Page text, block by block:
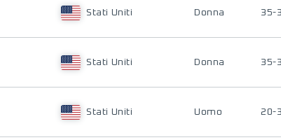
Stati Uniti Donna 35-
Stati Uniti Donna 35-
Stati Uniti Uomo 20-